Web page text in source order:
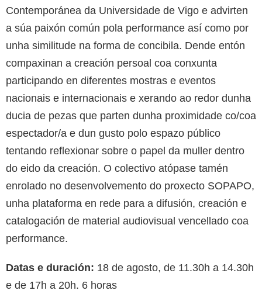
Contemporánea da Universidade de Vigo e advirten
a súa paixón común pola performance así como por
unha similitude na forma de concibila. Dende entón
compaxinan a creación persoal coa conxunta
participando en diferentes mostras e eventos
nacionais e internacionais e xerando ao redor dunha
ducia de pezas que parten dunha proximidade co/coa
espectador/a e dun gusto polo espazo público
tentando reflexionar sobre o papel da muller dentro
do eido da creación. O colectivo atópase tamén
enrolado no desenvolvemento do proxecto SOPAPO,
unha plataforma en rede para a difusión, creación e
catalogación de material audiovisual vencellado coa
performance.
Datas e duración: 18 de agosto, de 11.30h a 14.30h
e de 17h a 20h. 6 horas